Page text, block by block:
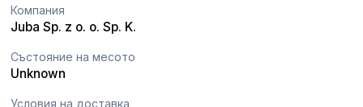
Компания
Juba Sp. z o. o. Sp. K.
Състояние на месото
Unknown
Условия на доставка